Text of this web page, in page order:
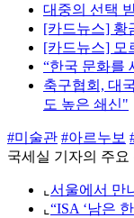
대중의 선택
[카드뉴스] 황
[카드뉴스] 모
“한국 문화를
축구협회, 대
도 높은 쇄신"
#미술관 #아르누보
국세실 기자의 주요
⌞ 서울에서 만
⌞ “ISA ‘남은